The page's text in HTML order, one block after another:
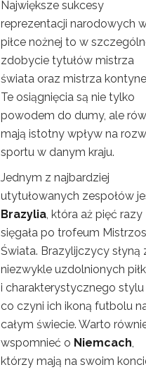
Największe sukcesy
reprezentacji narodowych
piłce nożnej to w
zdobycie tytułów mistrza
świata oraz mistrza
Te osiągnięcia są nie tylko
powodem do dumy, ale
mają istotny wpływ na
sportu w danym kraju.
Jednym z najbardziej
utytułowanych zespołów
Brazylia, która aż pięć razy
sięgała po trofeum
Świata. Brazylijczycy słyną
niezwykle uzdolnionych
i charakterystycznego stylu
co czyni ich ikoną futbolu
całym świecie. Warto
wspomnieć o Niemcach,
którzy mają na swoim